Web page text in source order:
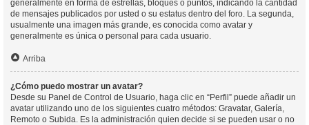
generalmente en forma de estrellas, bloques o puntos, indicando la cantidad
de mensajes publicados por usted o su estatus dentro del foro. La segunda,
usualmente una imagen más grande, es conocida como avatar y
generalmente es única o personal para cada usuario.
Arriba
¿Cómo puedo mostrar un avatar?
Desde su Panel de Control de Usuario, haga clic en “Perfil” puede añadir un
avatar utilizando uno de los siguientes cuatro métodos: Gravatar, Galería,
Remoto o Subida. Es la administración quien decide si se pueden usar o no